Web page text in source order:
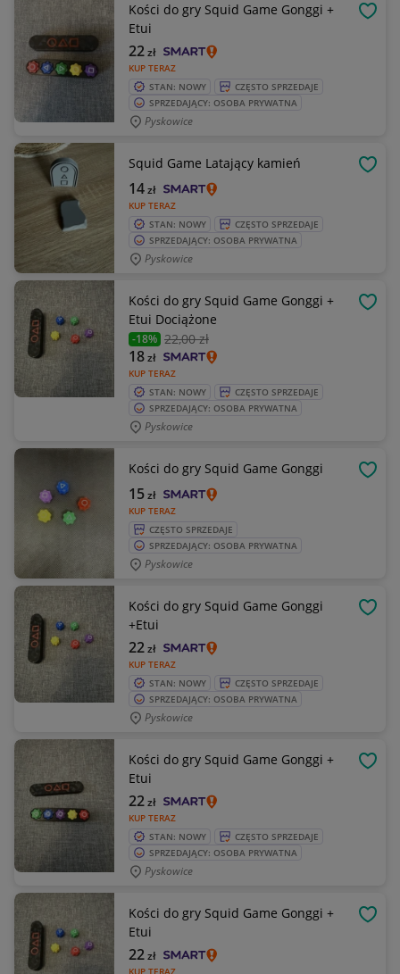
Kości do gry Squid Game Gonggi +
Etui
KUP TERAZ
22zł
STAN: NOWY
CZĘSTO SPRZEDAJE
SPRZEDAJĄCY: OSOBA PRYWATNA
Pyskowice
Squid Game Latający kamień
KUP TERAZ
14zł
STAN: NOWY
CZĘSTO SPRZEDAJE
SPRZEDAJĄCY: OSOBA PRYWATNA
Pyskowice
Kości do gry Squid Game Gonggi +
Etui Dociążone
-18% 22,00 zł
KUP TERAZ
18zł
STAN: NOWY
CZĘSTO SPRZEDAJE
SPRZEDAJĄCY: OSOBA PRYWATNA
Pyskowice
Kości do gry Squid Game Gonggi
KUP TERAZ
15zł
CZĘSTO SPRZEDAJE
SPRZEDAJĄCY: OSOBA PRYWATNA
Pyskowice
Kości do gry Squid Game Gonggi
+Etui
KUP TERAZ
22zł
STAN: NOWY
CZĘSTO SPRZEDAJE
SPRZEDAJĄCY: OSOBA PRYWATNA
Pyskowice
Kości do gry Squid Game Gonggi +
Etui
KUP TERAZ
22zł
STAN: NOWY
CZĘSTO SPRZEDAJE
SPRZEDAJĄCY: OSOBA PRYWATNA
Pyskowice
Kości do gry Squid Game Gonggi +
Etui
KUP TERAZ
22zł